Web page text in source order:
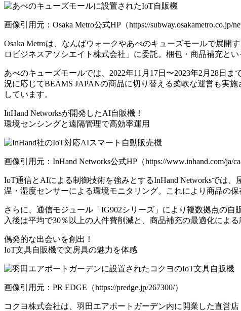
画像引用元：Osaka Metro公式HP（https://subway.osakametro.co.jp/
Osaka Metroは、なんばウォークやあべのキューズモールで展
ロビジネスアソシエイト株式会社」に委託。梱包・商品補充と
あべのキューズモールでは、2022年11月17日〜2023年2月28日
況に応じてBEAMS JAPANの商品に切り替える柔軟な運営も実
しています。
InHand Networksが開発したAI自販機！
環境センシングと遠隔管理で高効率運用
画像引用元：InHand Networks公式HP（https://www.inhand.com/ja/
IoT通信とAIによる制御技術を強みとするInHand Networksでは
温・湿度センサーによる環境モニタリング。これにより商品の
さらに、通信モジュール「IG902シリーズ」により複数拠点の
入後は平均で30％以上の人件費削減と、商品補充の最適化によ
偶発的な出会いを創出！
IoT文具自販機で文房具の魅力を体感
画像引用元：PR EDGE（https://predge.jp/267300/）
コクヨ株式会社は、羽田エアポートガーデン内に開業した直営